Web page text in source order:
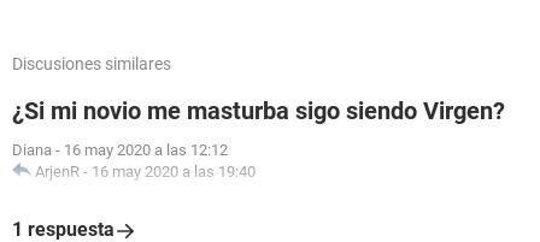
Discusiones similares
¿Si mi novio me masturba sigo siendo Virgen?
Diana - 16 may 2020 a las 12:12
ArjenR - 16 may 2020 a las 19:40
1 respuesta